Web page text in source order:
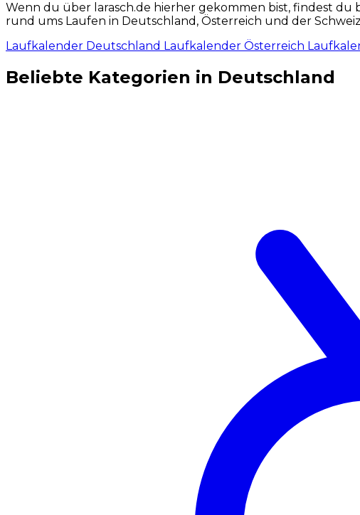
Wenn du über larasch.de hierher gekommen bist, findest du
rund ums Laufen in Deutschland, Österreich und der
Laufkalender Deutschland Laufkalender Österreich
Beliebte Kategorien in Deutschland